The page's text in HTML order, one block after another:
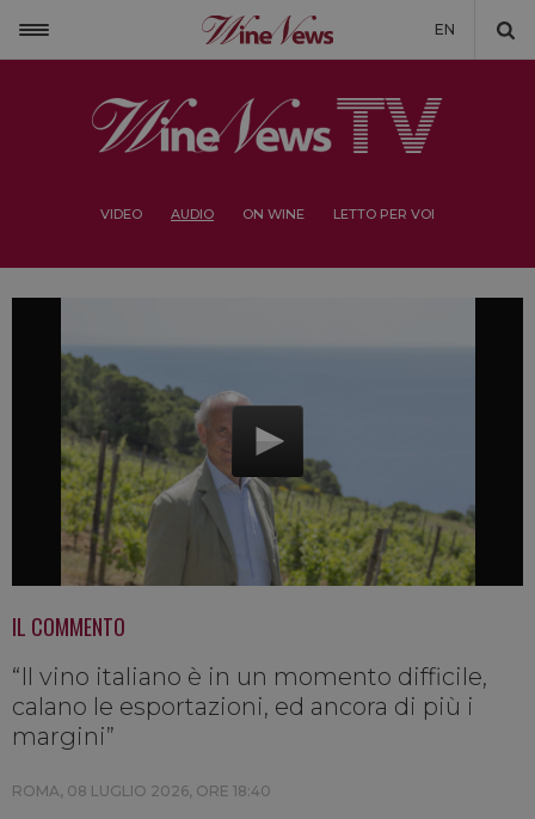
EN
VIDEO AUDIO ON WINE LETTO PER VOI
IL COMMENTO
“Il vino italiano è in un momento difficile,
calano le esportazioni, ed ancora di più i
margini”
ROMA, 08 LUGLIO 2026, ORE 18:40